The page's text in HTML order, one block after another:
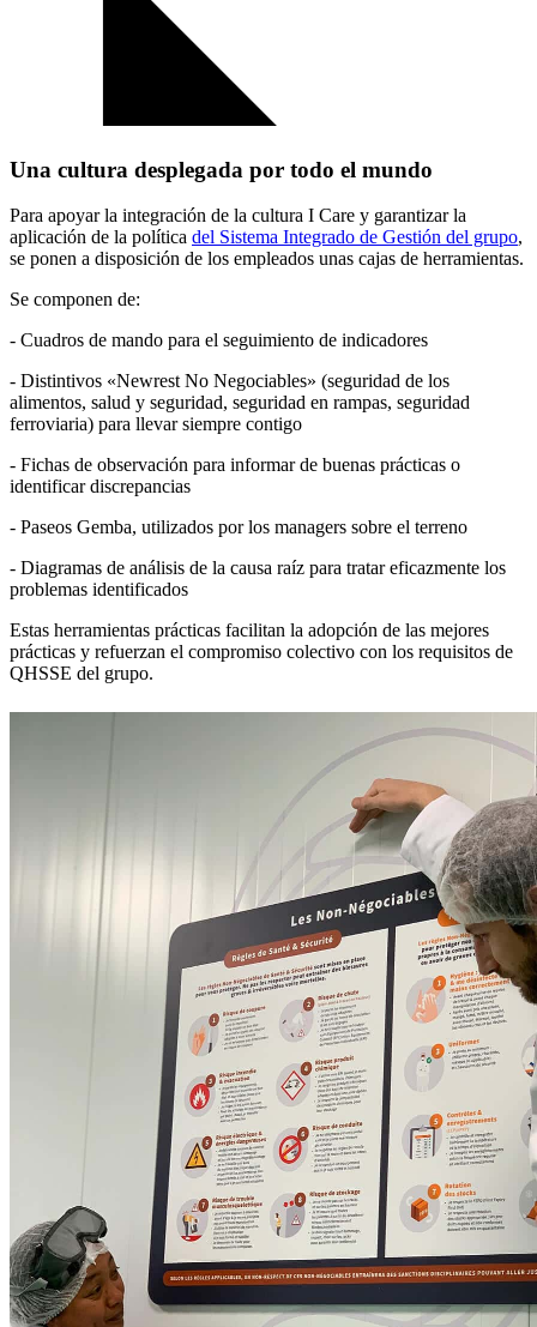
Una cultura desplegada por todo el mundo
Para apoyar la integración de la cultura I Care y garantizar la
aplicación de la política del Sistema Integrado de Gestión del grupo,
se ponen a disposición de los empleados unas cajas de herramientas.
Se componen de:
- Cuadros de mando para el seguimiento de indicadores
- Distintivos «Newrest No Negociables» (seguridad de los
alimentos, salud y seguridad, seguridad en rampas, seguridad
ferroviaria) para llevar siempre contigo
- Fichas de observación para informar de buenas prácticas o
identificar discrepancias
- Paseos Gemba, utilizados por los managers sobre el terreno
- Diagramas de análisis de la causa raíz para tratar eficazmente los
problemas identificados
Estas herramientas prácticas facilitan la adopción de las mejores
prácticas y refuerzan el compromiso colectivo con los requisitos de
QHSSE del grupo.